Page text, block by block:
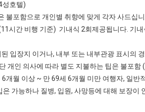
성호텔)
불포함으로 개인별 취향에 맞게 각자 사드십
시간 비행 기준) 기내식 2회제공됩니다. 기
입장지 이거나, 내부 또는 내부관광 표시의
개인 의사에 따라 별도 지불하는 팁은 불포
개월 이상 ~ 만 69세 6개월 미만 여행자, 일반
가능하나 질병, 입원, 사망등에 대해 보장